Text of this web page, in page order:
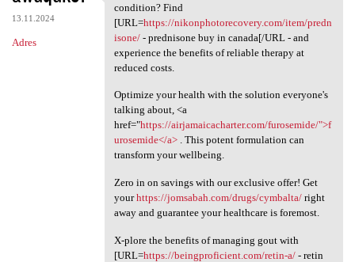
o
m
e
13.11.2024
Adres
condition? Find
[URL=https://nikonphotorecovery.com/item/predn
isone/- prednisone buy in canada[/URL - and
experience the benefits of reliable therapy at
reduced costs.
Optimize your health with the solution everyone's
talking about, <a
href="https://airjamaicacharter.com/furosemide/">f
urosemide</a>. This potent formulation can
transform your wellbeing.
Zero in on savings with our exclusive offer! Get
yourhttps://jomsabah.com/drugs/cymbalta/right
away and guarantee your healthcare is foremost.
X-plore the benefits of managing gout with
[URL=https://beingproficient.com/retin-a/- retin